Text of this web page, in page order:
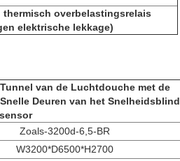
thermisch overbelastingsrelais
elektrische lekkage)
van de Luchtdouche met de
Deuren van het Snelheidsblind
Zoals-3200d-6,5-BR
W3200*D6500*H2700